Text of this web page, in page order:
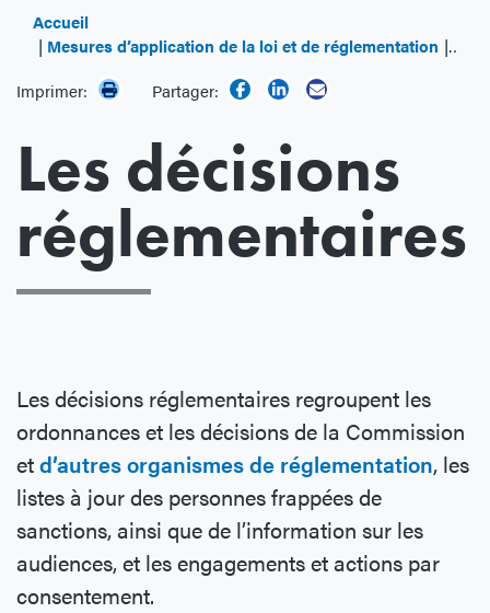
Accueil
Mesures d’application de la loi et de réglementation Les
Imprimer:
Partager:
Les décisions
réglementaires
Les décisions réglementaires regroupent les
ordonnances et les décisions de la Commission
etd’autres organismes de réglementation, les
listes à jour des personnes frappées de
sanctions, ainsi que de l’information sur les
audiences, et les engagements et actions par
consentement.